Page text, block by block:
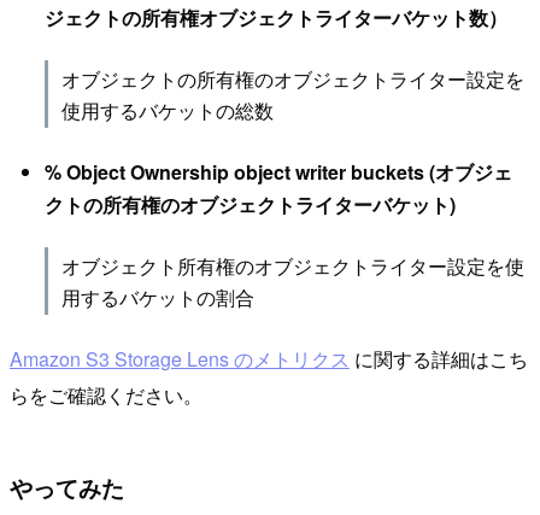
ジェクトの所有権オブジェクトライターバケット数）
オブジェクトの所有権のオブジェクトライター設定を
使用するバケットの総数
% Object Ownership object writer buckets (オブジェ
クトの所有権のオブジェクトライターバケット)
オブジェクト所有権のオブジェクトライター設定を使
用するバケットの割合
Amazon S3 Storage Lens のメトリクス に関する詳細はこち
らをご確認ください。
やってみた